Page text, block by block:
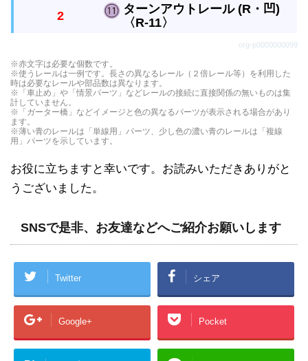
す。円には８本必要です。
直線レールから分かれるレールです。曲がったレー
2
ターンアウトレール (R・凹)
〈R-11〉
直線レールから分かれるレールです。曲がったレー
ルは曲線レール１本と同じ長さです。
org-p0000000099
※赤文字は必要な個数です。
※使うレールは一例です。長さの異なるレール（２倍レール等）を利用した
時は必要なレールや部品数は異なります。
※「車止め」や「情景パーツ」などレールの接続に直接関係の無いものは集
計していません。
※「ガーター橋」などイメージと色の異なるパーツが表示される場合があり
ます。
※薄い青のレールは「単線用」パーツ、少し色の濃い青のレールは「複線
用」パーツを示しています。
お役に立ちますと幸いです。お読みいただきありがと
うございました。
SNSで是非、お友達などへご紹介お願いします
Twitter シェア
Google+ Pocket